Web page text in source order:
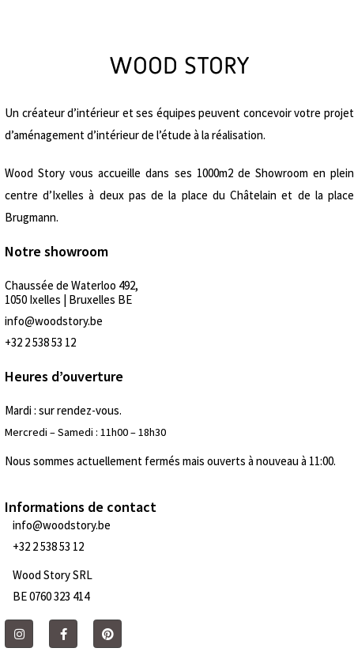
WOOD STORY
Un créateur d’intérieur et ses équipes peuvent concevoir votre projet
d’aménagement d’intérieur de l’étude à la réalisation.
Wood Story vous accueille dans ses 1000m2 de Showroom en plein
centre d’Ixelles à deux pas de la place du Châtelain et de la place
Brugmann.
Notre showroom
Chaussée de Waterloo 492,
1050 Ixelles | Bruxelles BE
info@woodstory.be
+32 2 538 53 12
Heures d’ouverture
Mardi : sur rendez-vous.
Mercredi – Samedi : 11h00 – 18h30
Nous sommes actuellement fermés mais ouverts à nouveau à 11:00.
Informations de contact
info@woodstory.be
+32 2 538 53 12
Wood Story SRL
BE 0760 323 414